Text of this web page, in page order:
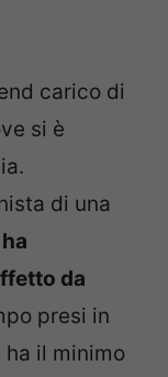
carico di
si è
di una
da
presi in
ha il minimo